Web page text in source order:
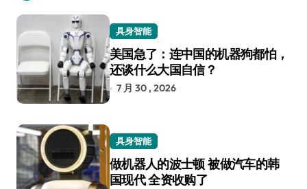
具身智能
美国急了：连中国的机器狗都怕，
还谈什么大国自信？
7 月 30 , 2026
具身智能
做机器人的波士顿 被做汽车的韩
国现代 全资收购了